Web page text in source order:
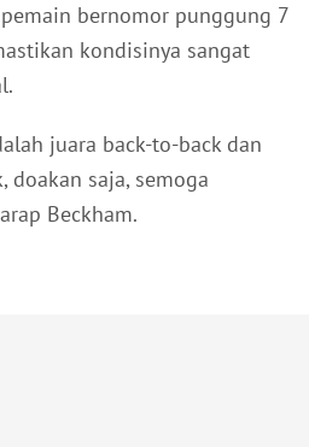
pemain bernomor punggung 7
kondisinya sangat
juara back-to-back dan
doakan saja, semoga
Beckham.